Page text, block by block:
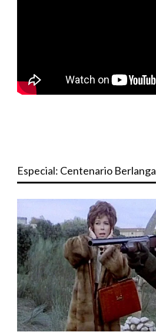
Especial: Centenario Berlanga